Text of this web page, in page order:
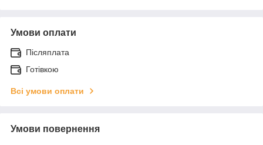
Умови оплати
Післяплата
Готівкою
Всі умови оплати
Умови повернення